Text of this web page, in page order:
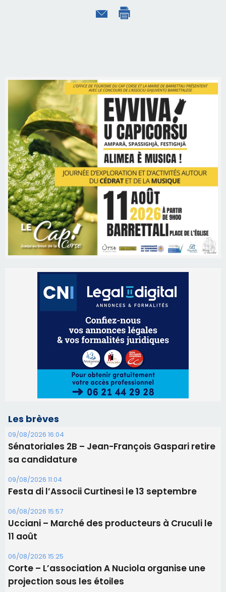
Les brèves
09/08/2026 16:04
Sénatoriales 2B – Jean-François Gaspari retire
sa candidature
09/08/2026 11:04
Festa di l’Associi Curtinesi le 13 septembre
06/08/2026 15:57
Ucciani – Marché des producteurs à Cruculi le
11 août
06/08/2026 15:25
Corte – L’association A Nuciola organise une
projection sous les étoiles